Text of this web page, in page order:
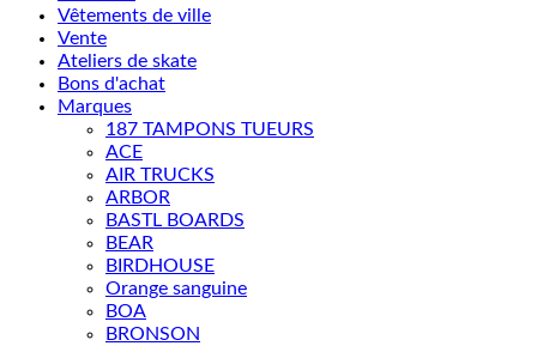
Vêtements de ville
Vente
Ateliers de skate
Bons d'achat
Marques
187 TAMPONS TUEURS
ACE
AIR TRUCKS
ARBOR
BASTL BOARDS
BEAR
BIRDHOUSE
Orange sanguine
BOA
BRONSON